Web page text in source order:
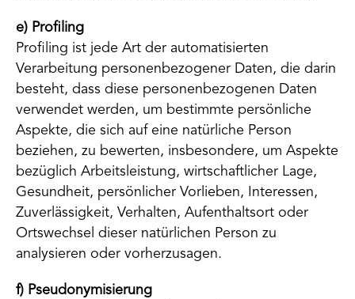
e) Profiling
Profiling ist jede Art der automatisierten
Verarbeitung personenbezogener Daten, die darin
besteht, dass diese personenbezogenen Daten
verwendet werden, um bestimmte persönliche
Aspekte, die sich auf eine natürliche Person
beziehen, zu bewerten, insbesondere, um Aspekte
bezüglich Arbeitsleistung, wirtschaftlicher Lage,
Gesundheit, persönlicher Vorlieben, Interessen,
Zuverlässigkeit, Verhalten, Aufenthaltsort oder
Ortswechsel dieser natürlichen Person zu
analysieren oder vorherzusagen.
f) Pseudonymisierung